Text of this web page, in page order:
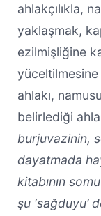
ahlakçılıkla,
yaklaşmak,
ezilmişliğine
yüceltilmesine
ahlakı,
belirlediği
burjuvazinin,
dayatmada
kitabının
şu ‘sağduyu’